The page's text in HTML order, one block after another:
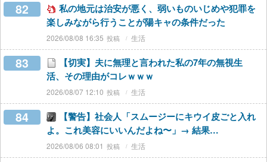
82
私の地元は治安が悪く、弱いものいじめや犯罪を
楽しみながら行うことが陽キャの条件だった
2026/08/08 16:35 生活
83
【切実】夫に無理と言われた私の7年の無視生
活、その理由がコレｗｗｗ
2026/08/07 12:10 生活
84
【警告】社会人「スムージーにキウイ皮ごと入れ
よ。これ美容にいいんだよね〜」→ 結果…
2026/08/06 08:01 生活